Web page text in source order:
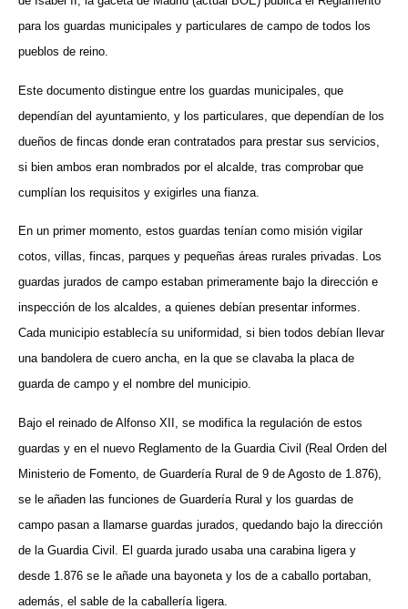
para los guardas municipales y particulares de campo de todos los
pueblos de reino.
Este documento distingue entre los guardas municipales, que
dependían del ayuntamiento, y los particulares, que dependían de los
dueños de fincas donde eran contratados para prestar sus servicios,
si bien ambos eran nombrados por el alcalde, tras comprobar que
cumplían los requisitos y exigirles una fianza.
En un primer momento, estos guardas tenían como misión vigilar
cotos, villas, fincas, parques y pequeñas áreas rurales privadas. Los
guardas jurados de campo estaban primeramente bajo la dirección e
inspección de los alcaldes, a quienes debían presentar informes.
Cada municipio establecía su uniformidad, si bien todos debían llevar
una bandolera de cuero ancha, en la que se clavaba la placa de
guarda de campo y el nombre del municipio.
Bajo el reinado de Alfonso XII, se modifica la regulación de estos
guardas y en el nuevo Reglamento de la Guardia Civil (Real Orden del
Ministerio de Fomento, de Guardería Rural de 9 de Agosto de 1.876),
se le añaden las funciones de Guardería Rural y los guardas de
campo pasan a llamarse guardas jurados, quedando bajo la dirección
de la Guardia Civil. El guarda jurado usaba una carabina ligera y
desde 1.876 se le añade una bayoneta y los de a caballo portaban,
además, el sable de la caballería ligera.